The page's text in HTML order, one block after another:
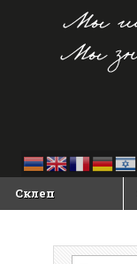
Склеп